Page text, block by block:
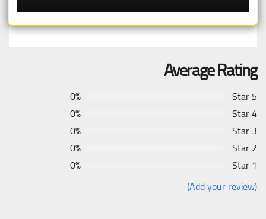
Average Rating
5 Star
0%
4 Star
0%
3 Star
0%
2 Star
0%
1 Star
0%
(Add your review)